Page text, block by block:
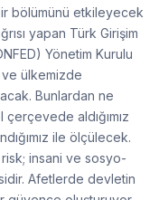
bölümünü etkileyecek
yapan Türk Girişim
Yönetim Kurulu
ve ülkemizde
Bunlardan ne
aldığımız
ile ölçülecek.
insani ve sosyo-
Afetlerde devletin